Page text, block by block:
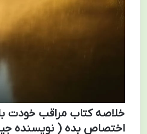
خلاصه کتاب مراقب خودت
اختصاص بده ( نویسنده